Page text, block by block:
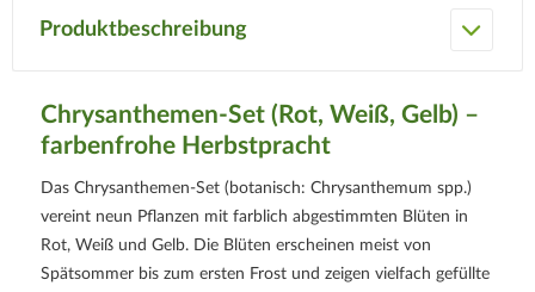
Produktbeschreibung
Chrysanthemen-Set (Rot, Weiß, Gelb) –
farbenfrohe Herbstpracht
Das Chrysanthemen-Set (botanisch: Chrysanthemum spp.)
vereint neun Pflanzen mit farblich abgestimmten Blüten in
Rot, Weiß und Gelb. Die Blüten erscheinen meist von
Spätsommer bis zum ersten Frost und zeigen vielfach gefüllte